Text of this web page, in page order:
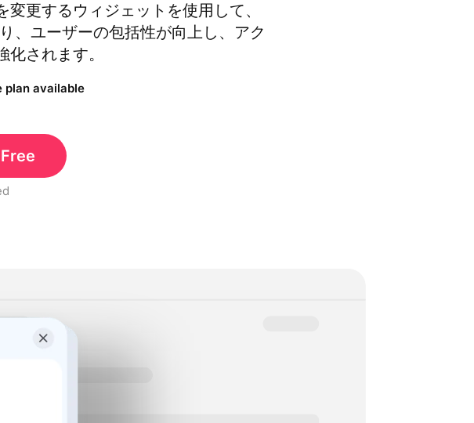
更するウィジェットを使用して、
、ユーザーの包括性が向上し、アク
されます。
plan available